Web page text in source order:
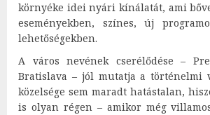
környéke idei nyári kínálatát, ami
eseményekben, színes, új
lehetőségekben.
A város nevének cserélődése –
Bratislava – jól mutatja a történelmi
közelsége sem maradt hatástalan,
is olyan régen – amikor még